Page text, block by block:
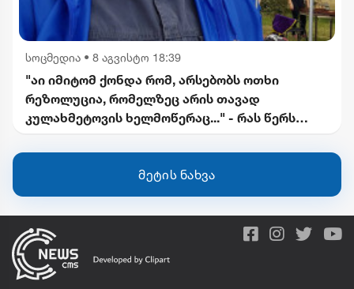
სოცმედია • 8 აგვისტო 18:39
"აი იმიტომ ქონდა რომ, არსებობს ოთხი
რეზოლუცია, რომელზეც არის თავად
კულახმეტოვის ხელმოწერაც..." - რას წერს
მეტის ნახვა